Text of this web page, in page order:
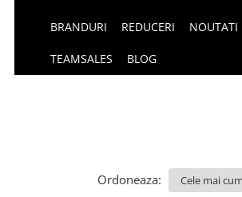
BRANDURI REDUCERI NOUTATI
TEAMSALES BLOG
Ordoneaza: